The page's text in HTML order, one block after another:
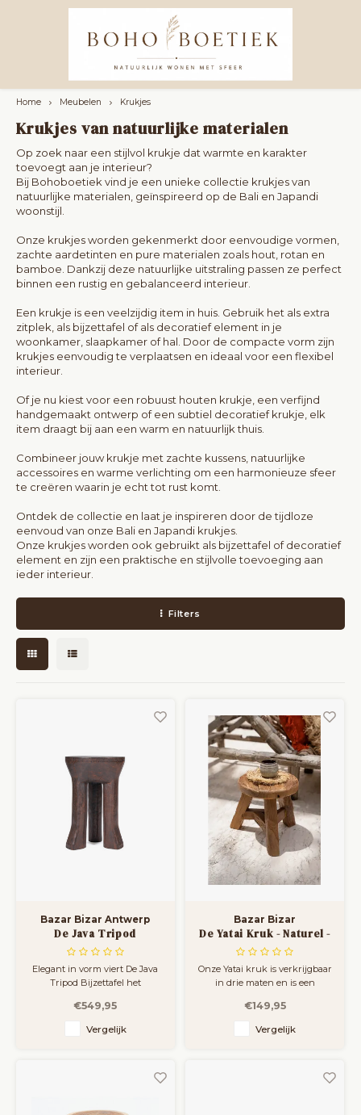
Hoofdmenu / kussens
Kussens
Kussenhoezen
Kussenvullingen
Hoofdmenu / verlichting
Verlichting
Hanglampen
Kroonluchters
Muurlampen
Tafellampen
Fittings & Kabels
Hoofdmenu / meubelen
Meubelen
Poefs
Outdoor
Salontafels
Bijzettafels
Barkrukken
Bartafels
Bankjes
Eetkamerstoelen
Hoofdmenu / homeaccessoires en deco
Homeaccessoires en deco
Manden en opbergers
Muur- en Hangdecoratie
Kandelaars en kaarsenhouders
Vazen
Kleden & Tapijten
Deurstoppers
Kapstokken
Decoratie op Standaard
Room Dividers
Hoofdmenu
Taal
Nederlands
English
Groot assortiment interieur en textiel
Home Meubelen Krukjes
Krukjes van natuurlijke materialen
Op zoek naar een stijlvol krukje dat warmte en karakter
toevoegt aan je interieur?
Bij Bohoboetiek vind je een unieke collectie krukjes van
natuurlijke materialen, geïnspireerd op de Bali en Japandi
woonstijl.
Onze krukjes worden gekenmerkt door eenvoudige vormen,
zachte aardetinten en pure materialen zoals hout, rotan en
bamboe. Dankzij deze natuurlijke uitstraling passen ze perfect
binnen een rustig en gebalanceerd interieur.
Een krukje is een veelzijdig item in huis. Gebruik het als extra
zitplek, als bijzettafel of als decoratief element in je
woonkamer, slaapkamer of hal. Door de compacte vorm zijn
krukjes eenvoudig te verplaatsen en ideaal voor een flexibel
interieur.
Of je nu kiest voor een robuust houten krukje, een verfijnd
handgemaakt ontwerp of een subtiel decoratief krukje, elk
item draagt bij aan een warm en natuurlijk thuis.
Combineer jouw krukje met zachte kussens, natuurlijke
accessoires en warme verlichting om een harmonieuze sfeer
te creëren waarin je echt tot rust komt.
Ontdek de collectie en laat je inspireren door de tijdloze
eenvoud van onze Bali en Japandi krukjes.
Onze krukjes worden ook gebruikt als bijzettafel of decoratief
element en zijn een praktische en stijlvolle toevoeging aan
ieder interieur.
Filters
Bazar Bizar Antwerp
De Java Tripod
Bijzettafel - Donker
Notenhout
Elegant in vorm viert De Java
Tripod Bijzettafel het
tripod houten bijzettafel. De
drie massieve poten lopen
subtiel taps toe en creëren een
ruimte. Het ontwerp nodigt uit
€549,95
Vergelijk
Bazar Bizar
De Yatai Kruk - Naturel -
M
Onze Yatai kruk is verkrijgbaar
in drie maten en is een
kamer!
€149,95
Vergelijk